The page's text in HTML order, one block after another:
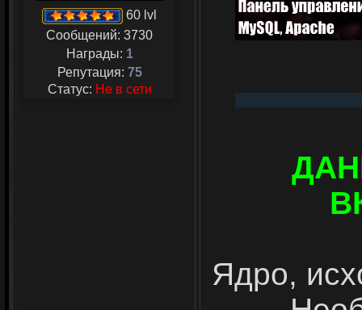
60 lvl
Сообщений: 3730
Награды: 1
Репутация: 75
Статус: Не в сети
Ядро,